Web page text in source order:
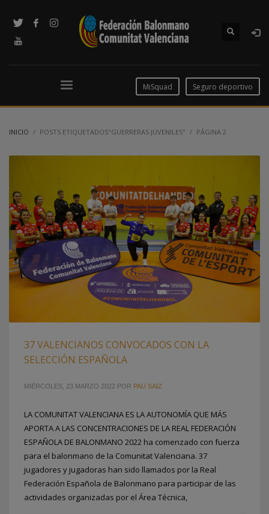
MiSquad Seguro deportivo
INICIO POSTS ETIQUETADOS"GUERRERAS JUVENILES" PÁGINA 2
37 VALENCIANOS CONVOCADOS CON LA
SELECCIÓN ESPAÑOLA
MIÉRCOLES, 23 MARZO 2022 POR PAU SAIZ
LA COMUNITAT VALENCIANA ES LA AUTONOMÍA QUE MÁS
APORTA A LAS CONCENTRACIONES DE LA REAL FEDERACIÓN
ESPAÑOLA DE BALONMANO 2022 ha comenzado con fuerza
para el balonmano de la Comunitat Valenciana. 37
jugadores y jugadoras han sido llamados por la Real
Federación Española de Balonmano para participar de las
actividades organizadas por el Área Técnica,